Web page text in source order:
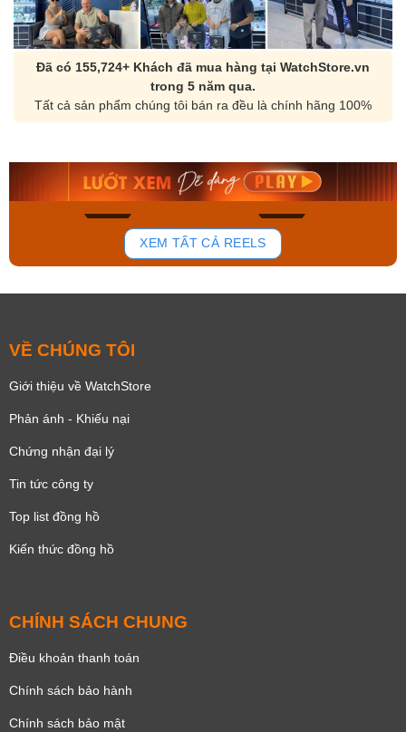
Đã có 155,724+ Khách đã mua hàng tại WatchStore.vn
trong 5 năm qua.
Tất cả sản phẩm chúng tôi bán ra đều là chính hãng 100%
150
Orient Nam RA-
Mua ngay
Casio Nam MTS-
Mua ngay
XEM TẤT CẢ REELS
VỀ CHÚNG TÔI
Giới thiệu về WatchStore
Phản ánh - Khiếu nại
Chứng nhận đại lý
Tin tức công ty
Top list đồng hồ
Kiến thức đồng hồ
CHÍNH SÁCH CHUNG
Điều khoản thanh toán
Chính sách bảo hành
Chính sách bảo mật